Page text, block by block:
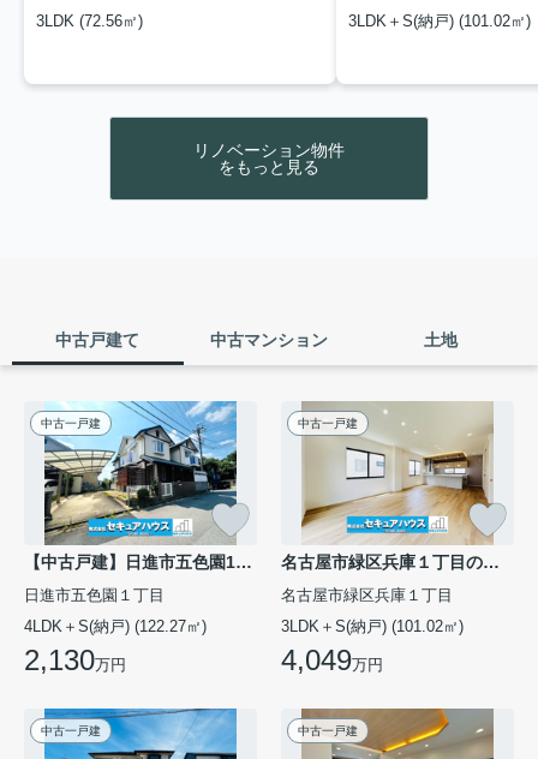
3LDK (72.56㎡)
3LDK＋S(納戸) (101.02㎡)
リノベーション物件
をもっと見る
中古戸建て 中古マンション 土地
中古一戸建
【中古戸建】日進市五色園1丁目
日進市五色園１丁目
4LDK＋S(納戸) (122.27㎡)
2,130万円
中古一戸建
名古屋市緑区兵庫１丁目の中古一戸建
名古屋市緑区兵庫１丁目
3LDK＋S(納戸) (101.02㎡)
4,049万円
中古一戸建 中古一戸建